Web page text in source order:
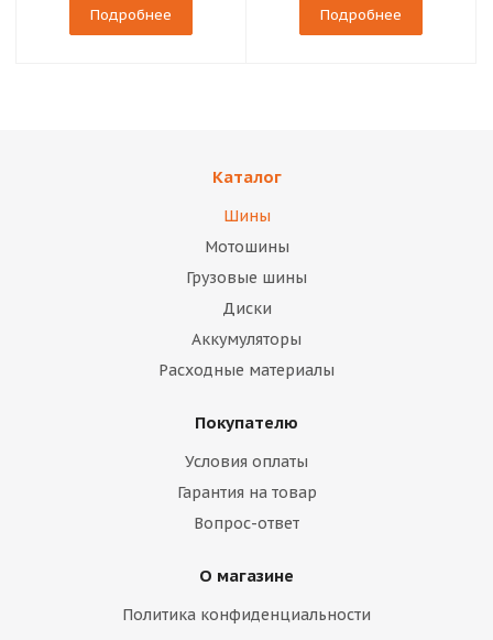
Подробнее Подробнее
Каталог
Шины
Мотошины
Грузовые шины
Диски
Аккумуляторы
Расходные материалы
Покупателю
Условия оплаты
Гарантия на товар
Вопрос-ответ
О магазине
Политика конфиденциальности